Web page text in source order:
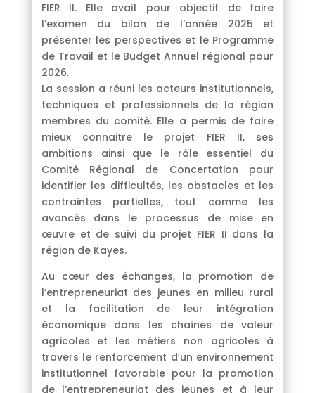
FIER II. Elle avait pour objectif de faire
l’examen du bilan de l’année 2025 et
présenter les perspectives et le Programme
de Travail et le Budget Annuel régional pour
2026.
La session a réuni les acteurs institutionnels,
techniques et professionnels de la région
membres du comité. Elle a permis de faire
mieux connaitre le projet FIER II, ses
ambitions ainsi que le rôle essentiel du
Comité Régional de Concertation pour
identifier les difficultés, les obstacles et les
contraintes partielles, tout comme les
avancés dans le processus de mise en
œuvre et de suivi du projet FIER II dans la
région de Kayes.
Au cœur des échanges, la promotion de
l’entrepreneuriat des jeunes en milieu rural
et la facilitation de leur intégration
économique dans les chaînes de valeur
agricoles et les métiers non agricoles à
travers le renforcement d’un environnement
institutionnel favorable pour la promotion
de l’entrepreneuriat des jeunes et à leur